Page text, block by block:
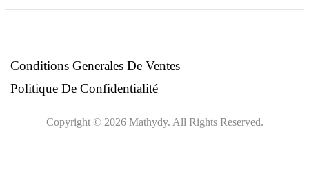
vide
Copyright © 2026 Mathydy. All Rights Reserved.
Conditions Generales De Ventes
Politique De Confidentialité